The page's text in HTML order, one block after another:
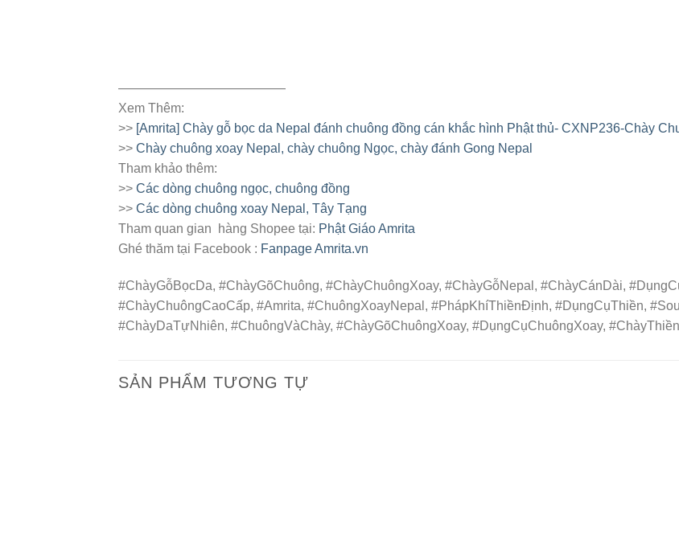
—————————————
Xem Thêm:
>> [Amrita] Chày gỗ bọc da Nepal đánh chuông đồng cán khắc hình Phật thủ- CXNP236-Chày
>> Chày chuông xoay Nepal, chày chuông Ngọc, chày đánh Gong Nepal
Tham khảo thêm:
>> Các dòng chuông ngọc, chuông đồng
>> Các dòng chuông xoay Nepal, Tây Tạng
Tham quan gian hàng Shopee tại: Phật Giáo Amrita
Ghé thăm tại Facebook : Fanpage Amrita.vn
#ChàyGỗBọcDa, #ChàyGõChuông, #ChàyChuôngXoay, #ChàyGỗNepal, #ChàyCánDài,
#ChàyChuôngCaoCấp, #Amrita, #ChuôngXoayNepal, #PhápKhíThiềnĐịnh, #DụngCụThiền,
#ChàyDaTựNhiên, #ChuôngVàChày, #ChàyGõChuôngXoay, #DụngCụChuôngXoay,
SẢN PHẨM TƯƠNG TỰ